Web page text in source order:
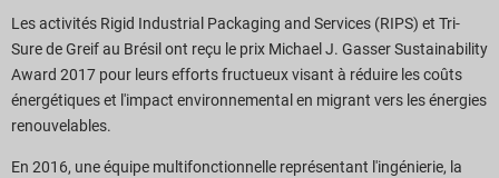
Les activités Rigid Industrial Packaging and Services (RIPS) et Tri-
Sure de Greif au Brésil ont reçu le prix Michael J. Gasser Sustainability
Award 2017 pour leurs efforts fructueux visant à réduire les coûts
énergétiques et l'impact environnemental en migrant vers les énergies
renouvelables.
En 2016, une équipe multifonctionnelle représentant l'ingénierie, la